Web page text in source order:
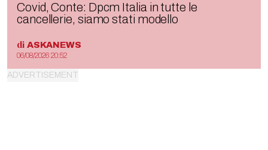
Covid, Conte: Dpcm Italia in tutte le
cancellerie, siamo stati modello
di ASKANEWS
06/08/2026 20:52